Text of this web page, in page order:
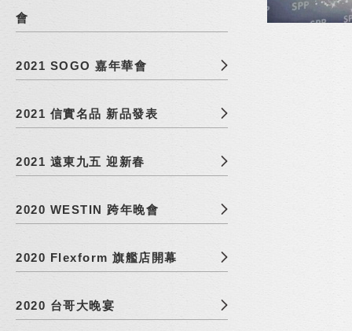
會
2021 SOGO 嘉年華會
2021 信實名品 新品發表
2021 遠東九五 迎新春
2020 WESTIN 跨年晚會
2020 Flexform 旗艦店開幕
2020 台哥大晚宴